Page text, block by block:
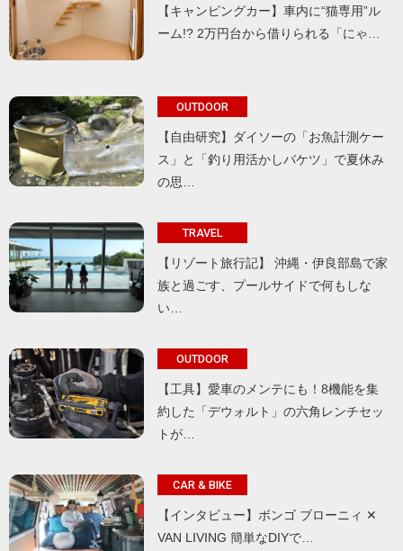
【キャンピングカー】車内に“猫専用”ル
ーム!? 2万円台から借りられる「にゃ…
OUTDOOR
【自由研究】ダイソーの「お魚計測ケー
ス」と「釣り用活かしバケツ」で夏休み
の思…
TRAVEL
【リゾート旅行記】 沖縄・伊良部島で家
族と過ごす、プールサイドで何もしな
い…
OUTDOOR
【工具】愛車のメンテにも！8機能を集
約した「デウォルト」の六角レンチセッ
トが…
CAR & BIKE
【インタビュー】ボンゴ ブローニィ ✕
VAN LIVING 簡単なDIYで…